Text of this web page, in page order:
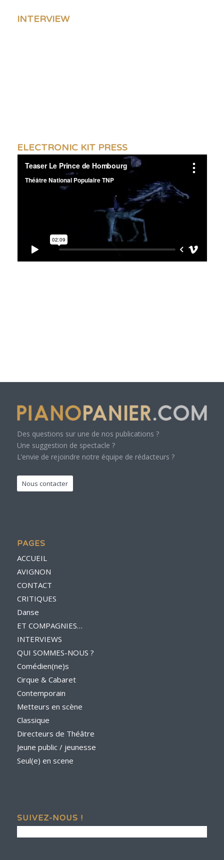
INTERVIEW
ELECTRONIC KIT PRESS
Des questions sur une de nos publications ?
Une suggestion de spectacle ?
L’envie de rejoindre notre équipe de rédacteurs ?
Nous contacter
PAGES
ACCUEIL
AVIGNON
CONTACT
CRITIQUES
Danse
ET COMPAGNIES…
INTERVIEWS
QUI SOMMES-NOUS ?
Comédien(ne)s
Cirque & Cabaret
Contemporain
Metteurs en scène
Classique
Directeurs de Théâtre
Jeune public / jeunesse
Seul(e) en scene
SUIVEZ-NOUS !